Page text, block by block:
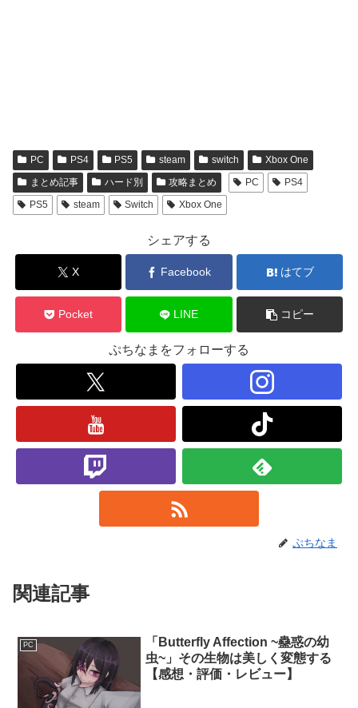
PC PS4 PS5 steam switch
Xbox One
まとめ記事
ハード別 攻略まとめ PC
PS4
PS5
steam Switch Xbox One
シェアする
X Facebook はてブ
Pocket LINE コピー
ぷちなまをフォローする
ぷちなま
関連記事
PC
「Butterfly Affection ~蠱惑の幼
虫~」その生物は美しく変態する
【感想・評価・レビュー】